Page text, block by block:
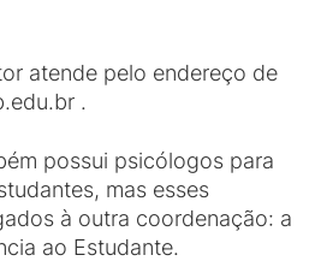
atende pelo endereço de
.
possui psicólogos para
mas esses
à outra coordenação: a
ao Estudante.